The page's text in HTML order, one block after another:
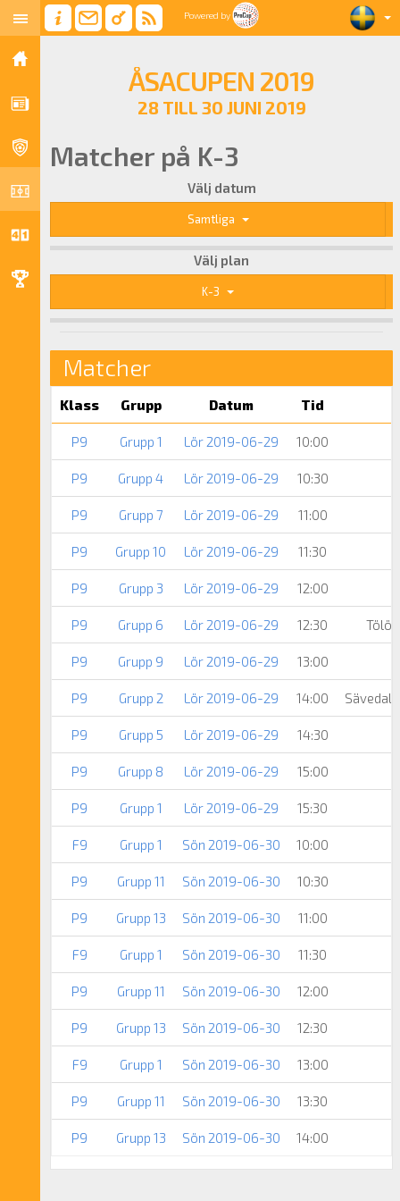
Powered by
ÅSACUPEN 2019
28 TILL 30 JUNI 2019
Matcher på K-3
Välj datum
Samtliga
Välj plan
K-3
Matcher
Klass Grupp Datum Tid
P9 Grupp 1 Lör 2019-06-29 10:00
P9 Grupp 4 Lör 2019-06-29 10:30
P9 Grupp 7 Lör 2019-06-29 11:00
P9 Grupp 10 Lör 2019-06-29 11:30
P9 Grupp 3 Lör 2019-06-29 12:00
P9 Grupp 6 Lör 2019-06-29 12:30 Tölö
P9 Grupp 9 Lör 2019-06-29 13:00
P9 Grupp 2 Lör 2019-06-29 14:00
P9 Grupp 5 Lör 2019-06-29 14:30
P9 Grupp 8 Lör 2019-06-29 15:00
P9 Grupp 1 Lör 2019-06-29 15:30
F9 Grupp 1 Sön 2019-06-30 10:00
P9 Grupp 11 Sön 2019-06-30 10:30
P9 Grupp 13 Sön 2019-06-30 11:00
F9 Grupp 1 Sön 2019-06-30 11:30
P9 Grupp 11 Sön 2019-06-30 12:00
P9 Grupp 13 Sön 2019-06-30 12:30
F9 Grupp 1 Sön 2019-06-30 13:00
P9 Grupp 11 Sön 2019-06-30 13:30
P9 Grupp 13 Sön 2019-06-30 14:00